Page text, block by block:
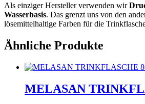
Als einziger Hersteller verwenden wir
Wasserbasis. Das grenzt uns von den
lösemittelhaltige Farben für die
Ähnliche Produkte
MELASAN